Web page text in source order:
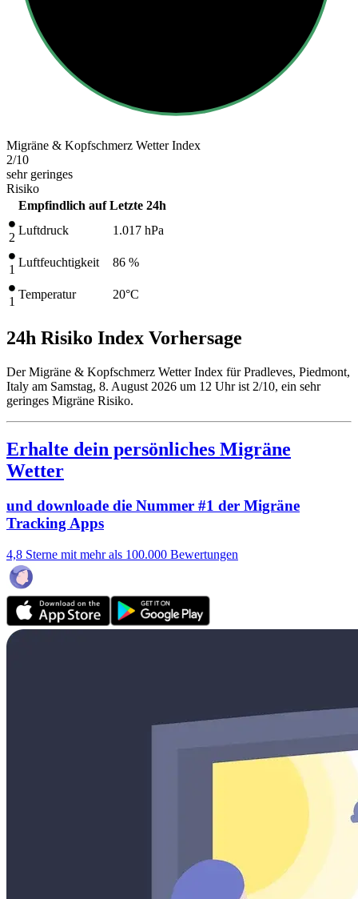
Migräne & Kopfschmerz Wetter Index
2/10
sehr geringes
Risiko
Empfindlich auf Letzte 24h
2
Luftdruck 1.017 hPa
1
Luftfeuchtigkeit 86 %
1
Temperatur 20°C
24h Risiko Index Vorhersage
Der Migräne & Kopfschmerz Wetter Index für Pradleves, Piedmont,
Italy am Samstag, 8. August 2026 um 12 Uhr ist 2/10, ein sehr
geringes Migräne Risiko.
Erhalte dein persönliches Migräne
Wetter
und downloade die Nummer #1 der Migräne
Tracking Apps
4,8 Sterne mit mehr als 100.000 Bewertungen